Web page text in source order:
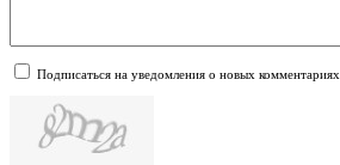
Подписаться на уведомления о новых комментариях